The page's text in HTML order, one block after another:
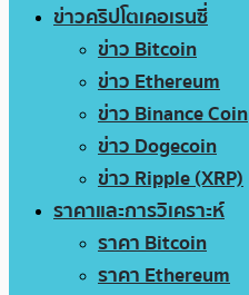
ข่าวคริปโตเคอเรนซี่
ข่าว Bitcoin
ข่าว Ethereum
ข่าว Binance Coin
ข่าว Dogecoin
ข่าว Ripple (XRP)
ราคาและการวิเคราะห์
ราคา Bitcoin
ราคา Ethereum